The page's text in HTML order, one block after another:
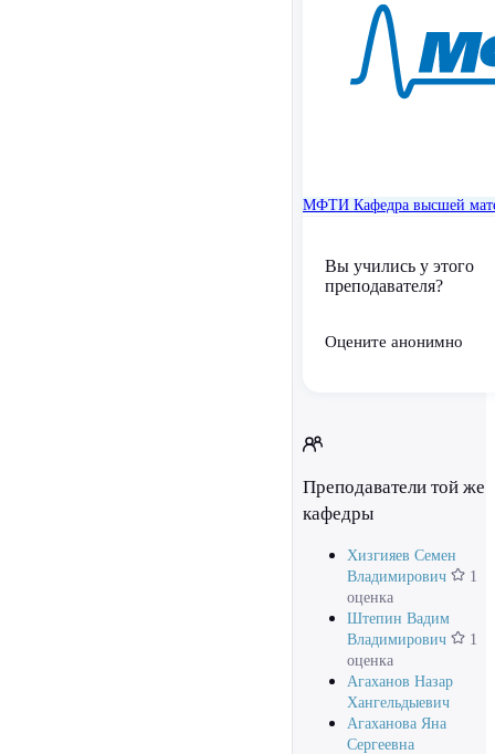
МФТИ Кафедра высшей
Вы учились у этого
преподавателя?
Оцените анонимно
Преподаватели той же
кафедры
Хизгияев Семен
Владимирович
1
оценка
Штепин Вадим
Владимирович
1
оценка
Агаханов Назар
Хангельдыевич
Агаханова Яна
Сергеевна